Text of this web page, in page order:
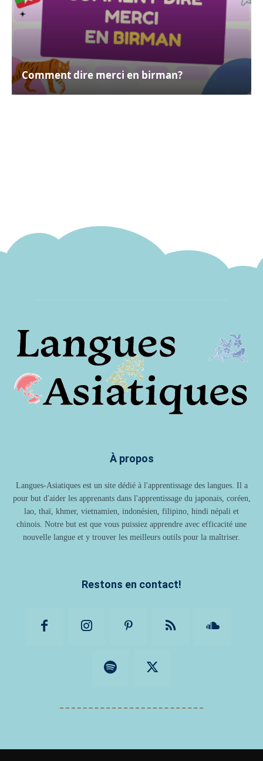
Comment dire merci en birman?
À propos
Langues-Asiatiques est un site dédié à l'apprentissage des langues. Il a
pour but d'aider les apprenants dans l'apprentissage du japonais, coréen,
lao, thaï, khmer, vietnamien, indonésien, filipino, hindi népali et
chinois. Notre but est que vous puissiez apprendre avec efficacité une
nouvelle langue et y trouver les meilleurs outils pour la maîtriser.
Restons en contact!